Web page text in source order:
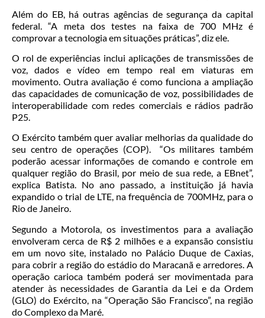
Além do EB, há outras agências de segurança da capital
federal. “A meta dos testes na faixa de 700 MHz é
comprovar a tecnologia em situações práticas”, diz ele.
O rol de experiências inclui aplicações de transmissões de
voz, dados e vídeo em tempo real em viaturas em
movimento. Outra avaliação é como funciona a ampliação
das capacidades de comunicação de voz, possibilidades de
interoperabilidade com redes comerciais e rádios padrão
P25.
O Exército também quer avaliar melhorias da qualidade do
seu centro de operações (COP). “Os militares também
poderão acessar informações de comando e controle em
qualquer região do Brasil, por meio de sua rede, a EBnet”,
explica Batista. No ano passado, a instituição já havia
expandido o trial de LTE, na frequência de 700MHz, para o
Rio de Janeiro.
Segundo a Motorola, os investimentos para a avaliação
envolveram cerca de R$ 2 milhões e a expansão consistiu
em um novo site, instalado no Palácio Duque de Caxias,
para cobrir a região do estádio do Maracanã e arredores. A
operação carioca também poderá ser movimentada para
atender às necessidades de Garantia da Lei e da Ordem
(GLO) do Exército, na “Operação São Francisco”, na região
do Complexo da Maré.